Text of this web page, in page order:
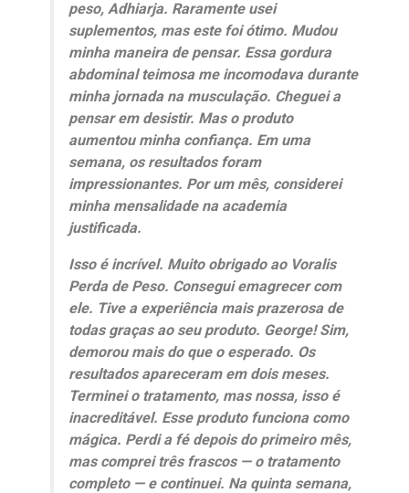
peso, Adhiarja. Raramente usei
suplementos, mas este foi ótimo. Mudou
minha maneira de pensar. Essa gordura
abdominal teimosa me incomodava durante
minha jornada na musculação. Cheguei a
pensar em desistir. Mas o produto
aumentou minha confiança. Em uma
semana, os resultados foram
impressionantes. Por um mês, considerei
minha mensalidade na academia
justificada.
Isso é incrível. Muito obrigado ao Voralis
Perda de Peso. Consegui emagrecer com
ele. Tive a experiência mais prazerosa de
todas graças ao seu produto. George! Sim,
demorou mais do que o esperado. Os
resultados apareceram em dois meses.
Terminei o tratamento, mas nossa, isso é
inacreditável. Esse produto funciona como
mágica. Perdi a fé depois do primeiro mês,
mas comprei três frascos — o tratamento
completo — e continuei. Na quinta semana,